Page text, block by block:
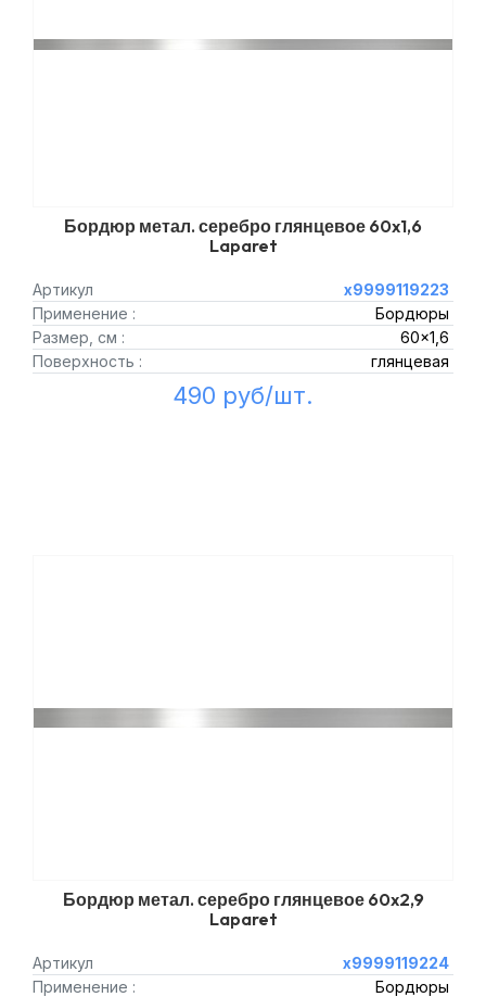
Бордюр метал. серебро глянцевое 60x1,6
Laparet
Артикул
х9999119223
Применение :
Бордюры
Размер, см :
60x1,6
Поверхность :
глянцевая
490 руб/шт.
Бордюр метал. серебро глянцевое 60x2,9
Laparet
Артикул
х9999119224
Применение :
Бордюры